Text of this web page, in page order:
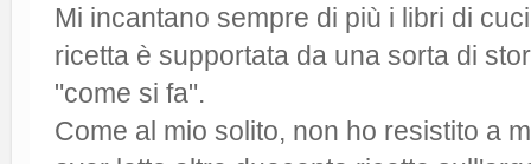
Mi incantano sempre di più i libri di
ricetta è supportata da una sorta di
"come si fa".
Come al mio solito, non ho resistito a